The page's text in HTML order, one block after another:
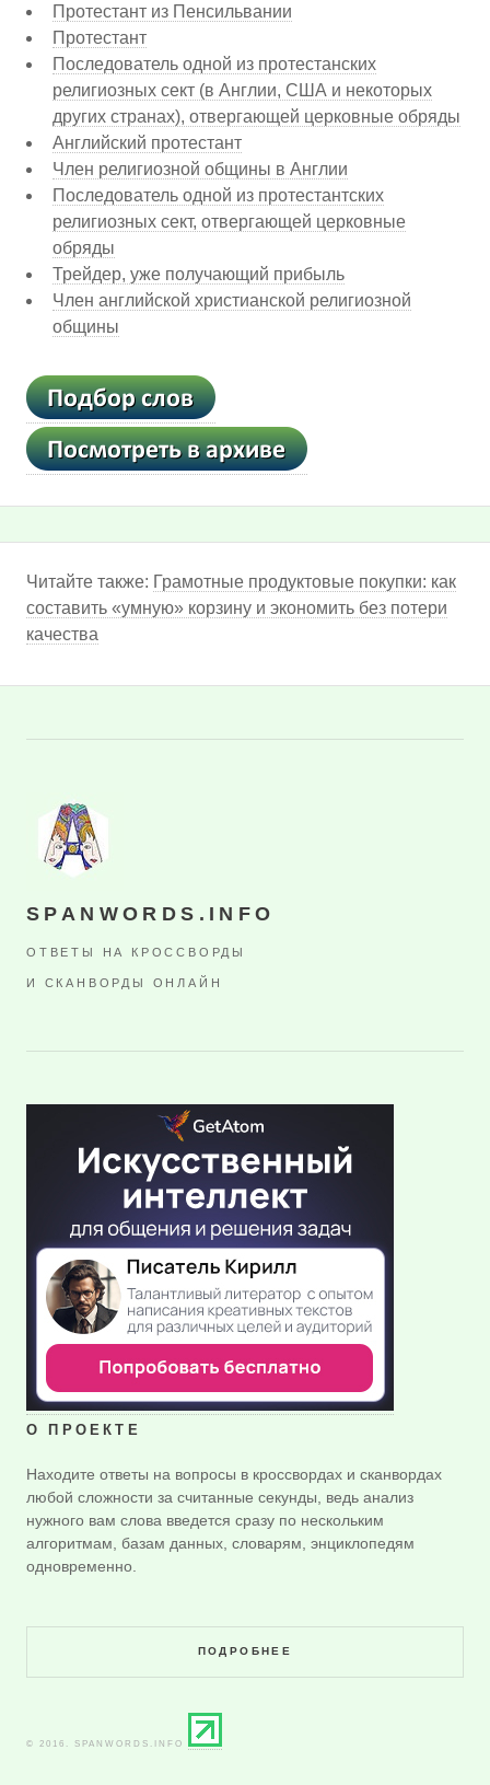
Протестант из Пенсильвании
Протестант
Последователь одной из протестанских
религиозных сект (в Англии, США и некоторых
других странах), отвергающей церковные обряды
Английский протестант
Член религиозной общины в Англии
Последователь одной из протестантских
религиозных сект, отвергающей церковные
обряды
Трейдер, уже получающий прибыль
Член английской христианской религиозной
общины
Читайте также: Грамотные продуктовые покупки: как
составить «умную» корзину и экономить без потери
качества
SPANWORDS.INFO
ОТВЕТЫ НА КРОССВОРДЫ
И СКАНВОРДЫ ОНЛАЙН
О ПРОЕКТЕ
Находите ответы на вопросы в кроссвордах и сканвордах
любой сложности за считанные секунды, ведь анализ
нужного вам слова введется сразу по нескольким
алгоритмам, базам данных, словарям, энциклопедям
одновременно.
ПОДРОБНЕЕ
© 2016. SPANWORDS.INFO